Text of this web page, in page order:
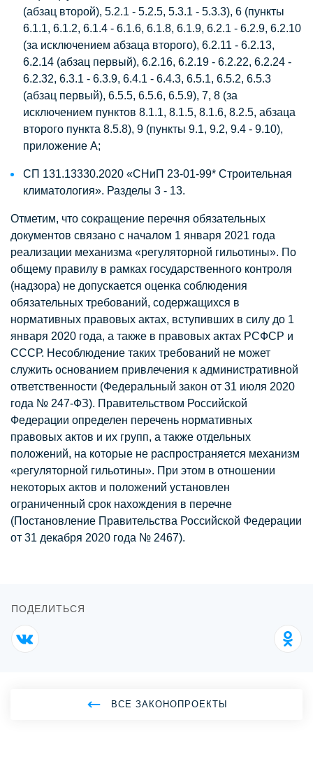
(абзац второй), 5.2.1 - 5.2.5, 5.3.1 - 5.3.3), 6 (пункты
6.1.1, 6.1.2, 6.1.4 - 6.1.6, 6.1.8, 6.1.9, 6.2.1 - 6.2.9, 6.2.10
(за исключением абзаца второго), 6.2.11 - 6.2.13,
6.2.14 (абзац первый), 6.2.16, 6.2.19 - 6.2.22, 6.2.24 -
6.2.32, 6.3.1 - 6.3.9, 6.4.1 - 6.4.3, 6.5.1, 6.5.2, 6.5.3
(абзац первый), 6.5.5, 6.5.6, 6.5.9), 7, 8 (за
исключением пунктов 8.1.1, 8.1.5, 8.1.6, 8.2.5, абзаца
второго пункта 8.5.8), 9 (пункты 9.1, 9.2, 9.4 - 9.10),
приложение А;
СП 131.13330.2020 «СНиП 23-01-99* Строительная
климатология». Разделы 3 - 13.
Отметим, что сокращение перечня обязательных
документов связано с началом 1 января 2021 года
реализации механизма «регуляторной гильотины». По
общему правилу в рамках государственного контроля
(надзора) не допускается оценка соблюдения
обязательных требований, содержащихся в
нормативных правовых актах, вступивших в силу до 1
января 2020 года, а также в правовых актах РСФСР и
СССР. Несоблюдение таких требований не может
служить основанием привлечения к административной
ответственности (Федеральный закон от 31 июля 2020
года № 247-ФЗ). Правительством Российской
Федерации определен перечень нормативных
правовых актов и их групп, а также отдельных
положений, на которые не распространяется механизм
«регуляторной гильотины». При этом в отношении
некоторых актов и положений установлен
ограниченный срок нахождения в перечне
(Постановление Правительства Российской Федерации
от 31 декабря 2020 года № 2467).
ВСЕ ЗАКОНОПРОЕКТЫ
ПОДЕЛИТЬСЯ